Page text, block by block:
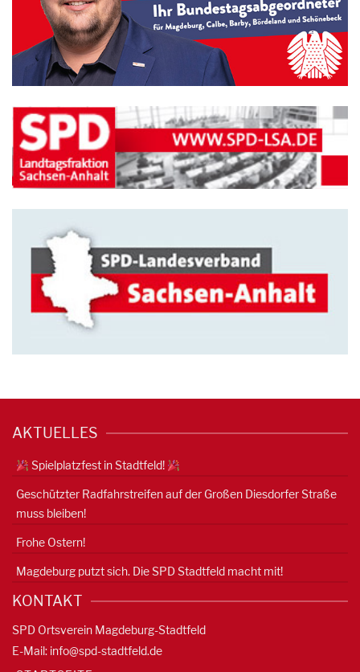
AKTUELLES
Spielplatzfest in Stadtfeld!
Geschützter Radfahrstreifen auf der Großen Diesdorfer Straße
muss bleiben!
Frohe Ostern!
Magdeburg putzt sich. Die SPD Stadtfeld macht mit!
KONTAKT
SPD Ortsverein Magdeburg-Stadtfeld
E-Mail: info@spd-stadtfeld.de